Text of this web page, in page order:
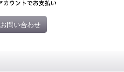
お問い合わせ